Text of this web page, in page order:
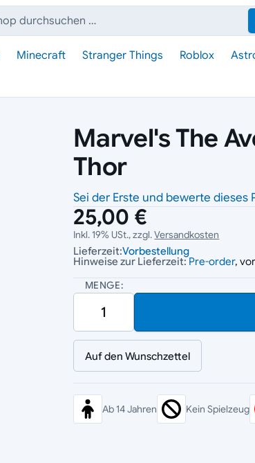
Minecraft Stranger Things Roblox
Marvel's The
Thor
Sei der Erste und bewerte dieses
25,00 €
Inkl. 19% USt., zzgl.Versandkosten
Lieferzeit:Vorbestellung
Hinweise zur Lieferzeit:Pre-order,
MENGE:
Auf den Wunschzettel
Ab 14 Jahren Kein Spielzeug